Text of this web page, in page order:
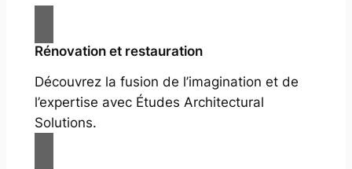
Rénovation et restauration
Découvrez la fusion de l’imagination et de
l’expertise avec Études Architectural
Solutions.